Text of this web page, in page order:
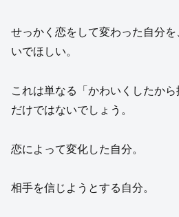
せっかく恋をして変わった自分
いでほしい。
これは単なる「かわいくしたか
だけではないでしょう。
恋によって変化した自分。
相手を信じようとする自分。